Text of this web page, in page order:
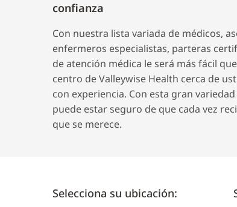
confianza
Con nuestra lista variada de médicos,
enfermeros especialistas, parteras
de atención médica le será más fácil
centro de Valleywise Health cerca de
con experiencia. Con esta gran
puede estar seguro de que cada vez
que se merece.
Selecciona su ubicación: